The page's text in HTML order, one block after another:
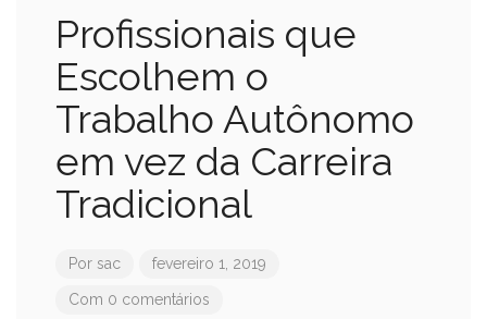
Profissionais que
Escolhem o
Trabalho Autônomo
em vez da Carreira
Tradicional
Por sac fevereiro 1, 2019
Com 0 comentários